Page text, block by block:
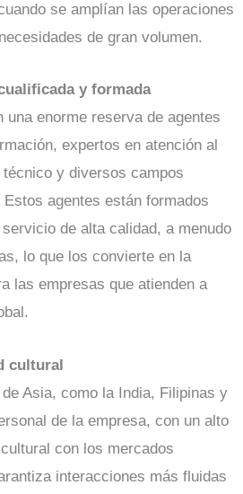
se amplían las operaciones
de gran volumen.
y formada
una enorme reserva de agentes
expertos en atención al
y diversos campos
agentes están formados
de alta calidad, a menudo
lo que los convierte en la
las empresas que atienden a
cultural
Asia, como la India, Filipinas y
de la empresa, con un alto
con los mercados
interacciones más fluidas